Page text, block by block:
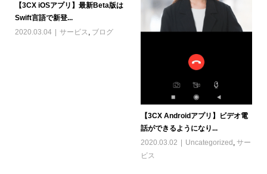
【3CX iOSアプリ】最新Beta版は
Swift言語で新登...
2020.03.04
サービス ブログ
【3CX Androidアプリ】ビデオ電
話ができるようになり...
2020.03.02
Uncategorized ,サー
ビス